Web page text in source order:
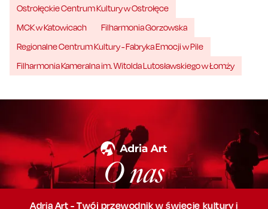
Ostrołęckie Centrum Kultury w Ostrołęce
MCK w Katowicach
Filharmonia Gorzowska
Regionalne Centrum Kultury - Fabryka Emocji w Pile
Filharmonia Kameralna im. Witolda Lutosławskiego w Łomży
O nas
Adria Art - Twój przewodnik w świecie kultury i